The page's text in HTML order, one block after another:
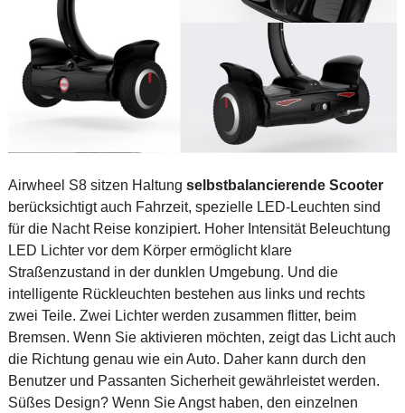
Airwheel S8 sitzen Haltung selbstbalancierende Scooter
berücksichtigt auch Fahrzeit, spezielle LED-Leuchten sind
für die Nacht Reise konzipiert. Hoher Intensität Beleuchtung
LED Lichter vor dem Körper ermöglicht klare
Straßenzustand in der dunklen Umgebung. Und die
intelligente Rückleuchten bestehen aus links und rechts
zwei Teile. Zwei Lichter werden zusammen flitter, beim
Bremsen. Wenn Sie aktivieren möchten, zeigt das Licht auch
die Richtung genau wie ein Auto. Daher kann durch den
Benutzer und Passanten Sicherheit gewährleistet werden.
Süßes Design? Wenn Sie Angst haben, den einzelnen